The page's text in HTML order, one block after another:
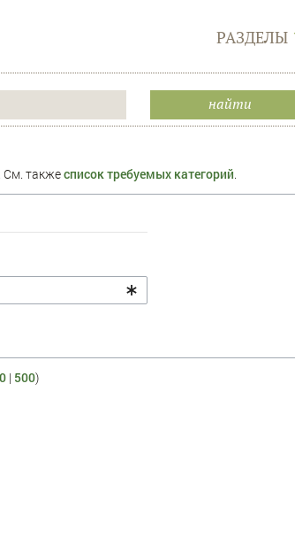
РАЗДЕЛЫ
См. такжесписок требуемых категорий.
| 500)